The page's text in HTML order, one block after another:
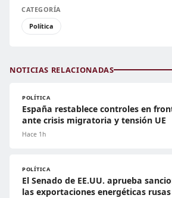
CATEGORÍA
Política
NOTICIAS RELACIONADAS
POLÍTICA
España restablece controles en
ante crisis migratoria y tensión UE
Hace 1h
POLÍTICA
El Senado de EE.UU. aprueba
las exportaciones energéticas rusas